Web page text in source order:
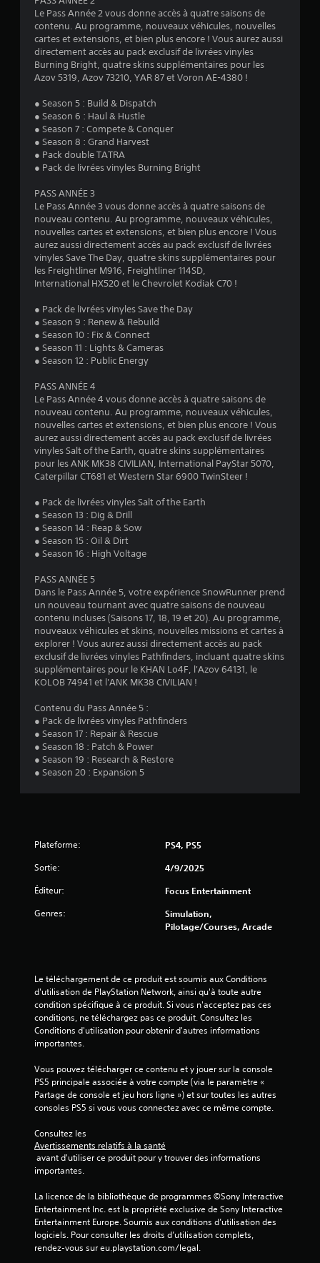
s
u
r
a
v
Le Pass Année 2 vous donne accès à quatre saisons de
contenu. Au programme, nouveaux véhicules, nouvelles
cartes et extensions, et bien plus encore ! Vous aurez aussi
directement accès au pack exclusif de livrées vinyles
Burning Bright, quatre skins supplémentaires pour les
Azov 5319, Azov 73210, YAR 87 et Voron AE-4380 !
● Season 5 : Build & Dispatch
● Season 6 : Haul & Hustle
● Season 7 : Compete & Conquer
● Season 8 : Grand Harvest
● Pack double TATRA
● Pack de livrées vinyles Burning Bright
PASS ANNÉE 3
Le Pass Année 3 vous donne accès à quatre saisons de
nouveau contenu. Au programme, nouveaux véhicules,
nouvelles cartes et extensions, et bien plus encore ! Vous
aurez aussi directement accès au pack exclusif de livrées
vinyles Save The Day, quatre skins supplémentaires pour
les Freightliner M916, Freightliner 114SD,
International HX520 et le Chevrolet Kodiak С70 !
● Pack de livrées vinyles Save the Day
● Season 9 : Renew & Rebuild
● Season 10 : Fix & Connect
● Season 11 : Lights & Cameras
● Season 12 : Public Energy
PASS ANNÉE 4
Le Pass Année 4 vous donne accès à quatre saisons de
nouveau contenu. Au programme, nouveaux véhicules,
nouvelles cartes et extensions, et bien plus encore ! Vous
aurez aussi directement accès au pack exclusif de livrées
vinyles Salt of the Earth, quatre skins supplémentaires
pour les ANK MK38 CIVILIAN, International PayStar 5070,
Caterpillar CT681 et Western Star 6900 TwinSteer !
● Pack de livrées vinyles Salt of the Earth
● Season 13 : Dig & Drill
● Season 14 : Reap & Sow
● Season 15 : Oil & Dirt
● Season 16 : High Voltage
PASS ANNÉE 5
Dans le Pass Année 5, votre expérience SnowRunner prend
un nouveau tournant avec quatre saisons de nouveau
contenu incluses (Saisons 17, 18, 19 et 20). Au programme,
nouveaux véhicules et skins, nouvelles missions et cartes à
explorer ! Vous aurez aussi directement accès au pack
exclusif de livrées vinyles Pathfinders, incluant quatre skins
supplémentaires pour le KHAN Lo4F, l'Azov 64131, le
KOLOB 74941 et l'ANK MK38 CIVILIAN !
Contenu du Pass Année 5 :
● Pack de livrées vinyles Pathfinders
● Season 17 : Repair & Rescue
● Season 18 : Patch & Power
● Season 19 : Research & Restore
● Season 20 : Expansion 5
Plateforme: PS4, PS5
Sortie: 4/9/2025
Éditeur: Focus Entertainment
Genres:
Simulation,
Pilotage/Courses, Arcade
Le téléchargement de ce produit est soumis aux Conditions
d'utilisation de PlayStation Network, ainsi qu'à toute autre
condition spécifique à ce produit. Si vous n'acceptez pas ces
conditions, ne téléchargez pas ce produit. Consultez les
Conditions d'utilisation pour obtenir d'autres informations
importantes.
Vous pouvez télécharger ce contenu et y jouer sur la console
PS5 principale associée à votre compte (via le paramètre «
Partage de console et jeu hors ligne ») et sur toutes les autres
consoles PS5 si vous vous connectez avec ce même compte.
Consultez les
Avertissements relatifs à la santé
importantes.
La licence de la bibliothèque de programmes ©Sony Interactive
Entertainment Inc. est la propriété exclusive de Sony Interactive
Entertainment Europe. Soumis aux conditions d’utilisation des
logiciels. Pour consulter les droits d’utilisation complets,
rendez-vous sur eu.playstation.com/legal.